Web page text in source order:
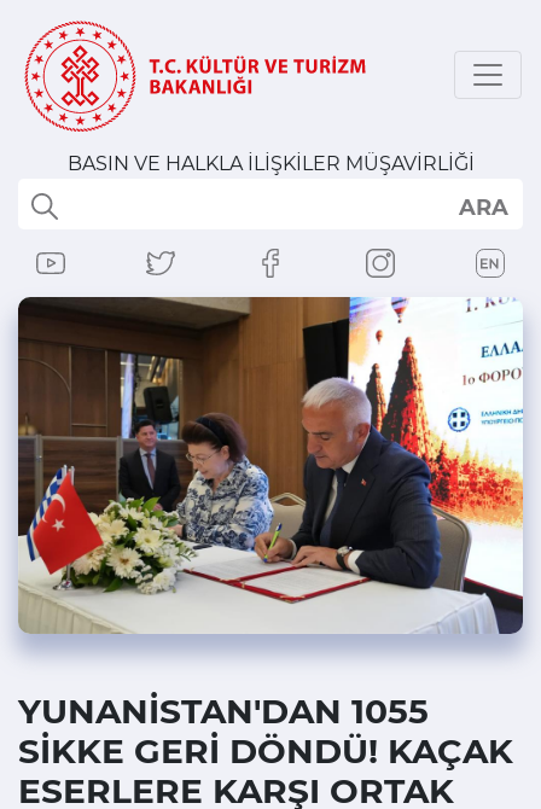
BASIN VE HALKLA İLİŞKİLER MÜŞAVİRLİĞİ
ARA
YUNANİSTAN'DAN 1055
SİKKE GERİ DÖNDÜ! KAÇAK
ESERLERE KARŞI ORTAK